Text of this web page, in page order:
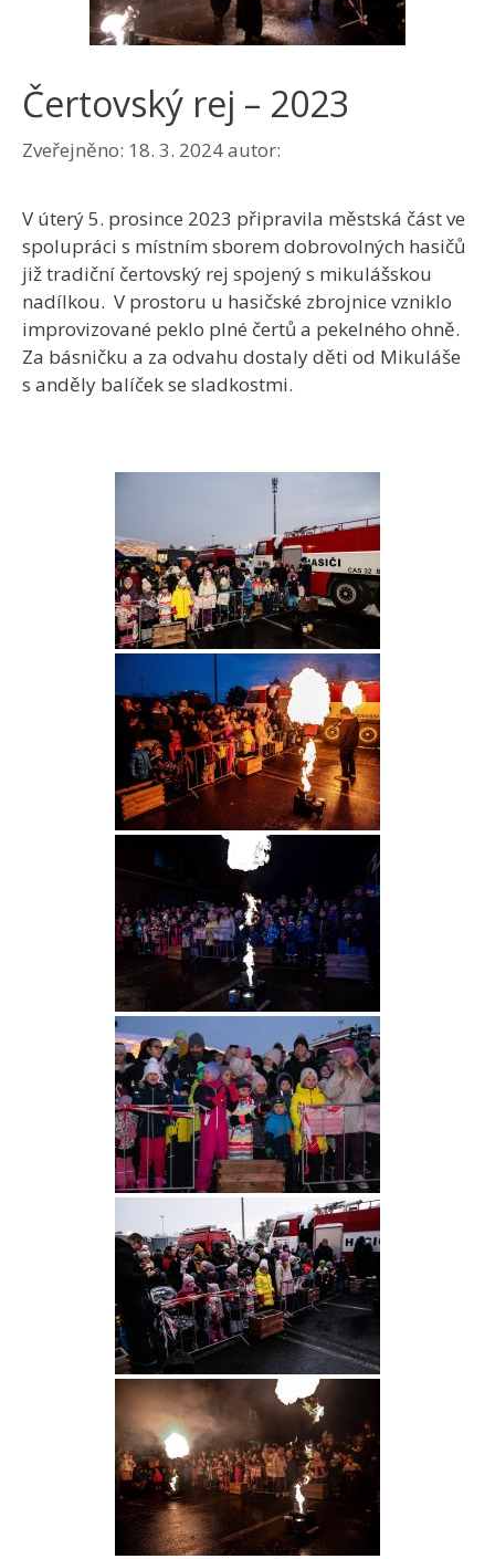
Čertovský rej – 2023
Zveřejněno: 18. 3. 2024autor:
V úterý 5. prosince 2023 připravila městská část ve
spolupráci s místním sborem dobrovolných hasičů
již tradiční čertovský rej spojený s mikulášskou
nadílkou. V prostoru u hasičské zbrojnice vzniklo
improvizované peklo plné čertů a pekelného ohně.
Za básničku a za odvahu dostaly děti od Mikuláše
s anděly balíček se sladkostmi.